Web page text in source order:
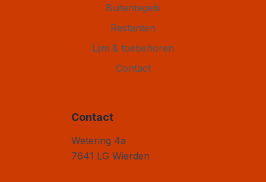
Buitentegels
Restanten
Lijm & toebehoren
Contact
Contact
Vloertegel Outlet
Wetering 4a
7641 LG Wierden